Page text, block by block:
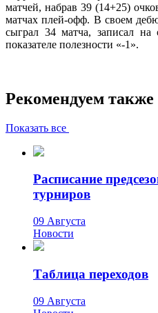
матчей, набрав 39 (14+25)
матчах плей-офф. В своем
сыграл 34 матча, записал
показателе полезности «-1».
Рекомендуем также
Показать все
Расписание
турниров
09 Августа
Новости
Таблица переходов
09 Августа